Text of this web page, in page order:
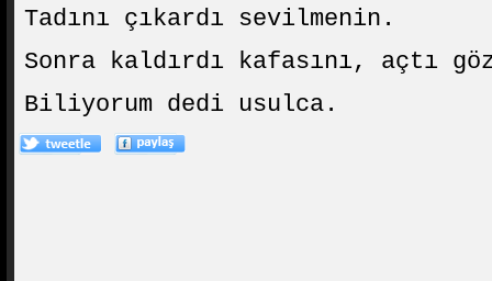
Tadını çıkardı sevilmenin.
Sonra kaldırdı kafasını, açtı
Biliyorum dedi usulca.